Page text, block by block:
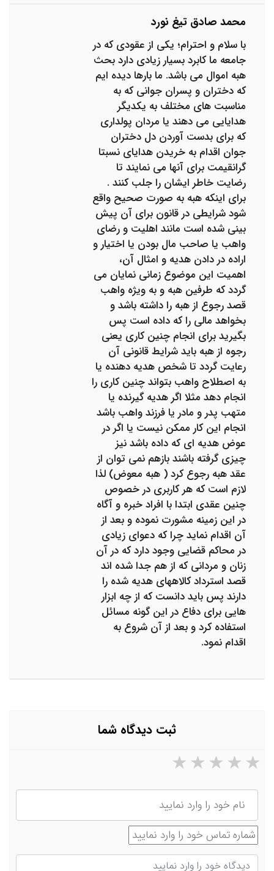
محمد صادق تیغ نورد
با سلام و احترام؛ یکی از عقودی که در
جامعه ما کابرد بسیار زیادی دارد بحث
هبه اموال می باشد. ما بارها دیده ایم
که دختران و پسران جوانی که به
مناسبت های مختلف به یکدیگر
هدایایی می دهند یا مردان پولداری
که برای بدست آوردن دل دختران
جوان اقدام به خریدن هدایای نسبتا
گرانقیمت برای آنها می نمایند تا
رضایت خاطر ایشان را جلب کنند .
برای اینکه هبه به صورت صحیح واقع
شود شرایطی در قانون برای آن پیش
بینی شده است مانند اهلیت و رضای
واهب یا صاحب مال بودن یا اختیار و
اراده در دادن هدیه و امثال آن،
اهمیت این موضوع زمانی نمایان می
گردد که طرفین هبه و به ویژه واهب
قصد رجوع از هبه را داشته باشد و
بخواهد مالی را که داده است پس
بگیرید برای انجام چنین کاری یعنی
رجوه از هبه باید شرایط قانونی آن
رعایت گردد تا شخص هدیه دهنده یا
به اصطلاح واهب بتواند چنین کاری را
انجام دهد مثلا اگر هدیه گیرنده یا
متهب پدر و مادر یا فرزند واهب باشد
انجام این کار ممکن نیست یا اگر در
عوض هدیه ای که داده باشد نیز
چیزی گرفته باشند بازهم نمی توان از
عقد هبه رجوع کرد ( هبه معوض) لذا
لازم است که هر کاربری در خصوص
چنین عقدی ابتدا با افراد خبره و آگاه
در این زمینه مشورت نموده و بعد از
آن اقدام نماید چرا که دعوای زیادی
در محاکم قضایی وجود دارد که در آن
زنان و مردانی که از هم جدا شده اند
قصد استرداد کالاههای هدیه شده را
دارند پس باید دانست که از چه ابزار
هایی برای دفاع در این گونه مسائل
استفاده کرد و بعد از آن شروع به
اقدام نمود.
ثبت دیدگاه شما
۵ ستاره از ۵ ۴ ستاره از ۵ ۳ ستاره از ۵ ۲ ستاره از ۵
نام
شماره تماس
دیدگاه